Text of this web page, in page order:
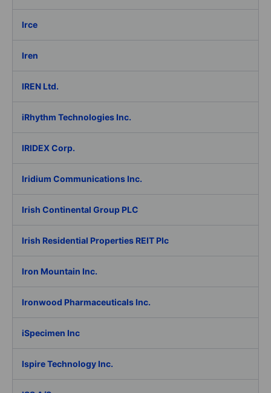
Irce
Iren
IREN Ltd.
iRhythm Technologies Inc.
IRIDEX Corp.
Iridium Communications Inc.
Irish Continental Group PLC
Irish Residential Properties REIT Plc
Iron Mountain Inc.
Ironwood Pharmaceuticals Inc.
iSpecimen Inc
Ispire Technology Inc.